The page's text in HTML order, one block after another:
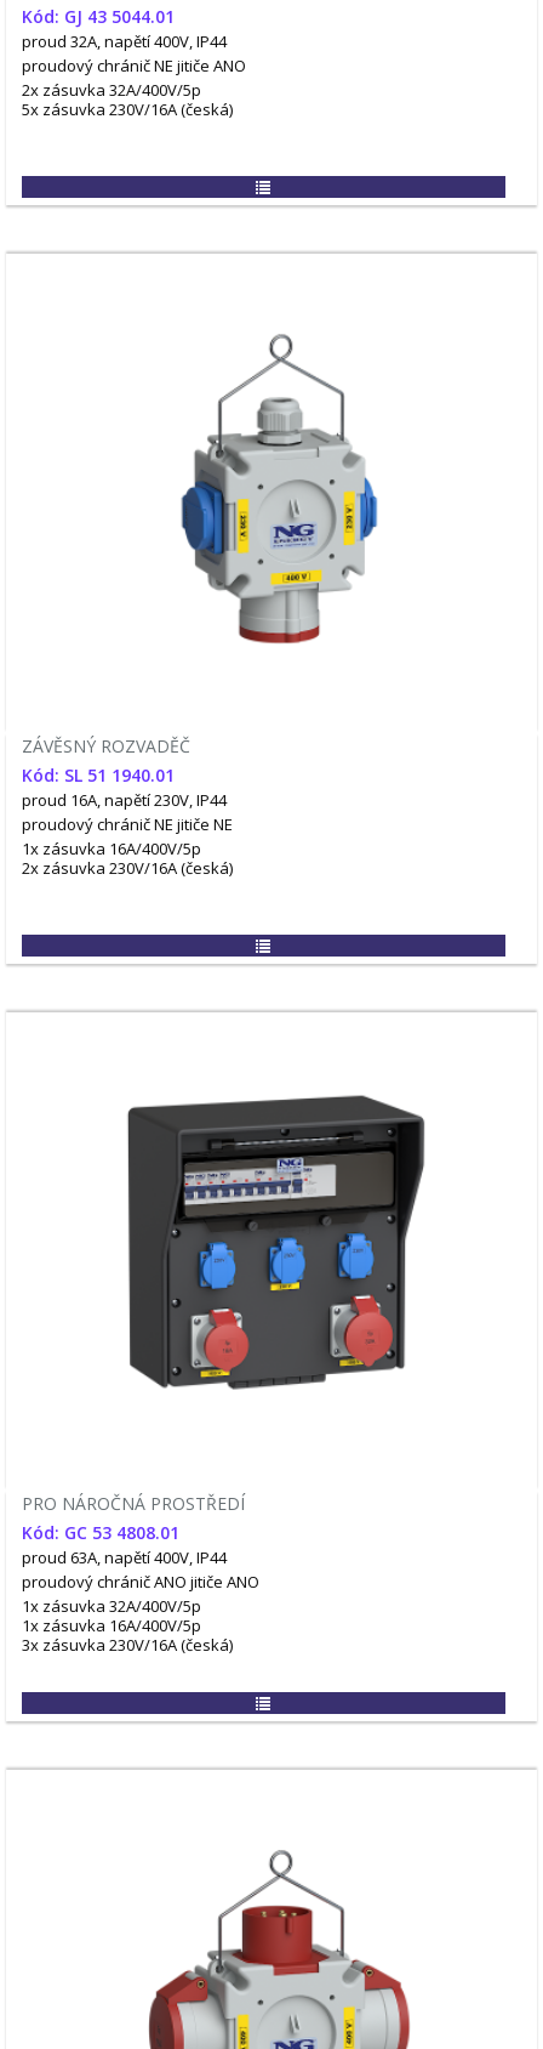
Kód: GJ 43 5044.01
proud 32A, napětí 400V, IP44
proudový chránič NE jitiče ANO
2x zásuvka 32A/400V/5p
5x zásuvka 230V/16A (česká)
ZÁVĚSNÝ ROZVADĚČ
Kód: SL 51 1940.01
proud 16A, napětí 230V, IP44
proudový chránič NE jitiče NE
1x zásuvka 16A/400V/5p
2x zásuvka 230V/16A (česká)
PRO NÁROČNÁ PROSTŘEDÍ
Kód: GC 53 4808.01
proud 63A, napětí 400V, IP44
proudový chránič ANO jitiče ANO
1x zásuvka 32A/400V/5p
1x zásuvka 16A/400V/5p
3x zásuvka 230V/16A (česká)